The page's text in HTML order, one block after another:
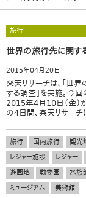
旅行
世界の旅行先に関す
2015年04月20日
楽天リサーチは、「世
する調査」を実施。今回
2015年4月10日（金）
の4日間、楽天リサーチ
旅行 国内旅行
観光
レジャー施設
レジャー
遊園地
動物園
水族
ミュージアム
美術館